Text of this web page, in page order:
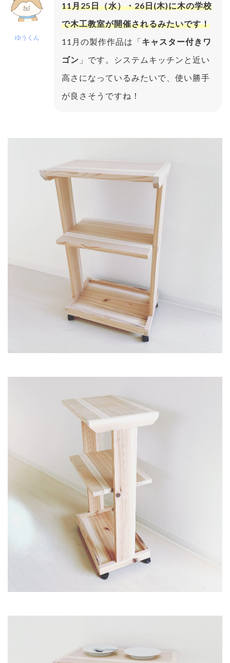
ゆうくん
11月25日（水）・26日(木)に木の学校
で木工教室が開催されるみたいです！
11月の製作作品は「キャスター付きワ
ゴン 」です。システムキッチンと近い
高さになっているみたいで、使い勝手
が良さそうですね！